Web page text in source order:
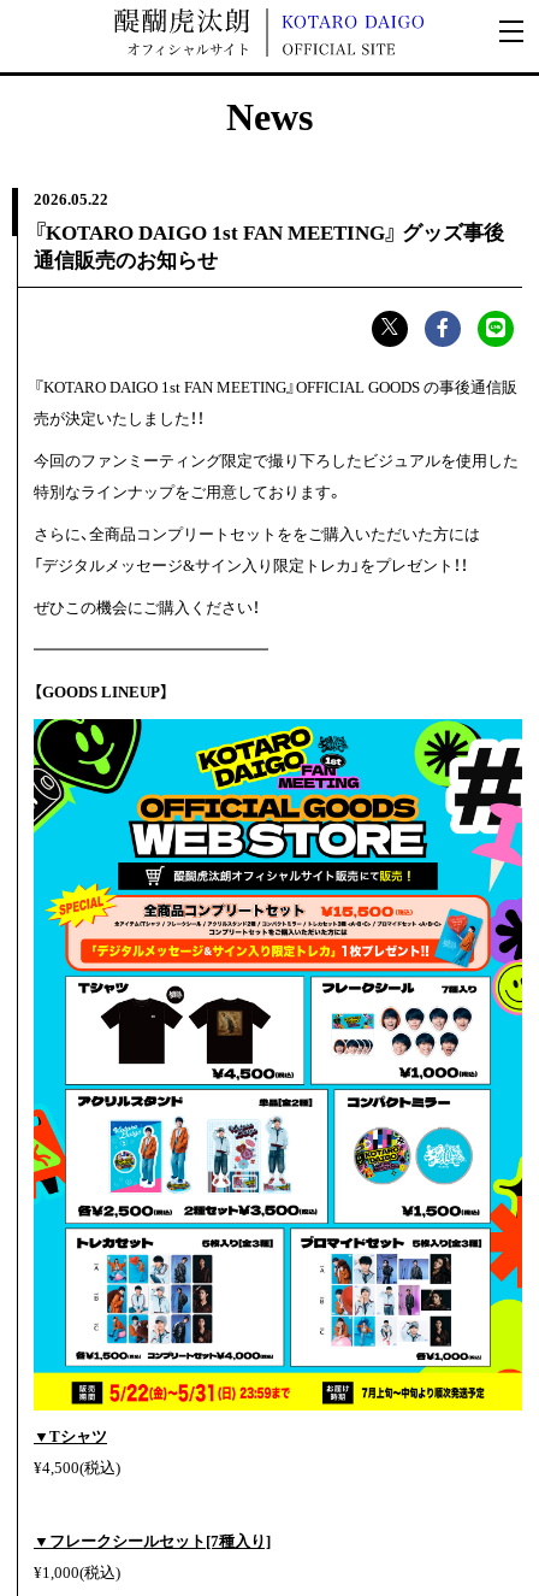
News
2026.05.22
『KOTARO DAIGO 1st FAN MEETING』 グッズ事後
通信販売のお知らせ
『KOTARO DAIGO 1st FAN MEETING』OFFICIAL GOODS の事後通信販
売が決定いたしました！！
今回のファンミーティング限定で撮り下ろしたビジュアルを使用した
特別なラインナップをご用意しております。
さらに、全商品コンプリートセットををご購入いただいた方には
「デジタルメッセージ&サイン入り限定トレカ」をプレゼント！！
ぜひこの機会にご購入ください！
━━━━━━━━━━━━━━━
【GOODS LINEUP】
▼Tシャツ
¥4,500(税込)
▼フレークシールセット[7種入り]
¥1,000(税込)